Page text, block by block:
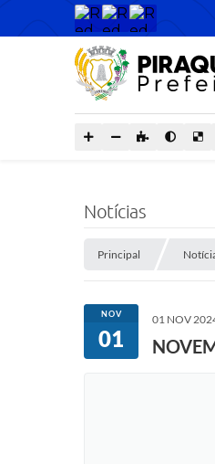
Notícias
Principal
NOV
01
01 NOV